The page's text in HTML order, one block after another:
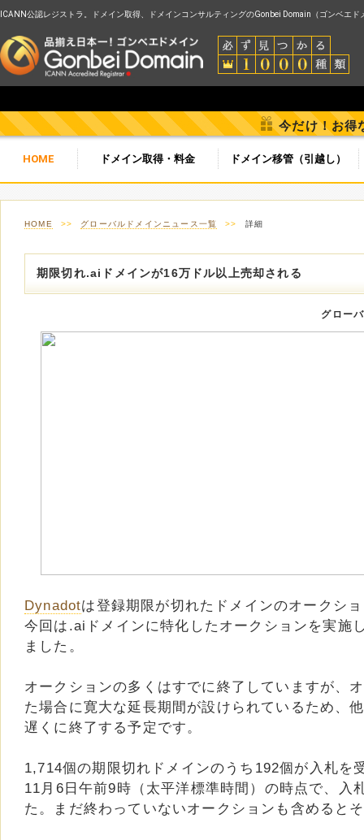
ICANN公認レジストラ。ドメイン取得、ドメインコンサルティングのGonbei Domain（ゴンベエド
今だけ！お得
HOME ドメイン取得・料金 ドメイン移管（引越し）
HOME >> グローバルドメインニュース一覧 >> 詳細
期限切れ.aiドメインが16万ドル以上売却される
グロー
Dynadotは登録期限が切れたドメインのオークシ
今回は.aiドメインに特化したオークションを実施
ました。
オークションの多くはすでに終了していますが、
た場合に寛大な延長期間が設けられているため、
遅くに終了する予定です。
1,714個の期限切れドメインのうち192個が入札を
11月6日午前9時（太平洋標準時間）の時点で、入
た。まだ終わっていないオークションも含めると